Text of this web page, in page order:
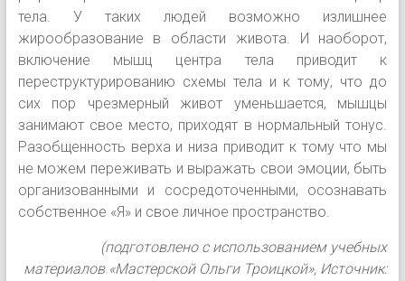
тела. У таких людей возможно излишнее
жирообразование в области живота. И наоборот,
включение мышц центра тела приводит к
переструктурированию схемы тела и к тому, что до
сих пор чрезмерный живот уменьшается, мышцы
занимают свое место, приходят в нормальный тонус.
Разобщенность верха и низа приводит к тому что мы
не можем переживать и выражать свои эмоции, быть
организованными и сосредоточенными, осознавать
собственное «Я» и свое личное пространство.
(подготовлено с использованием учебных
материалов «Мастерской Ольги Троицкой», Источник: